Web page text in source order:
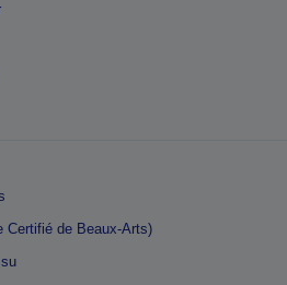
Certifié de Beaux-Arts)